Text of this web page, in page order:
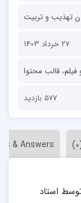
تهذیب و تربیت
27 خرداد 1403
، قالب محتوا
577 بازدید
& Answers
استاد